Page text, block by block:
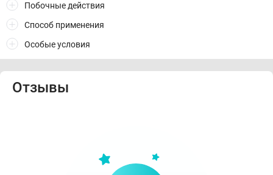
Побочные действия
Способ применения
Особые условия
Отзывы